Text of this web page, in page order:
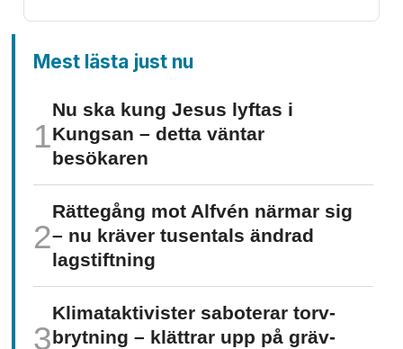
Mest lästa just nu
Nu ska kung Jesus lyftas i
Kungsan – detta väntar
besökaren
Rättegång mot Alfvén närmar sig
– nu kräver tusentals ändrad
lagstiftning
Klimat­aktivister saboterar torv­
brytning – klättrar upp på gräv­